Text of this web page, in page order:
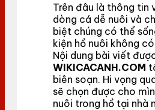
Trên đâu là thông tin
dòng cá dễ nuôi và
biệt chúng có thể
kiện hồ nuôi không
Nội dung bài viết
WIKICACANH.COM
biên soạn. Hi vọng
sẽ chọn được cho
nuôi trong hồ tại nhà